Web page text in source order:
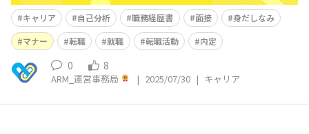
キャリア 自己分析 職務経歴書 面接
身だしなみ
マナー
転職 就職 転職活動 内定
0 8
ARM_運営事務局 | 2025/07/30 | キャリア